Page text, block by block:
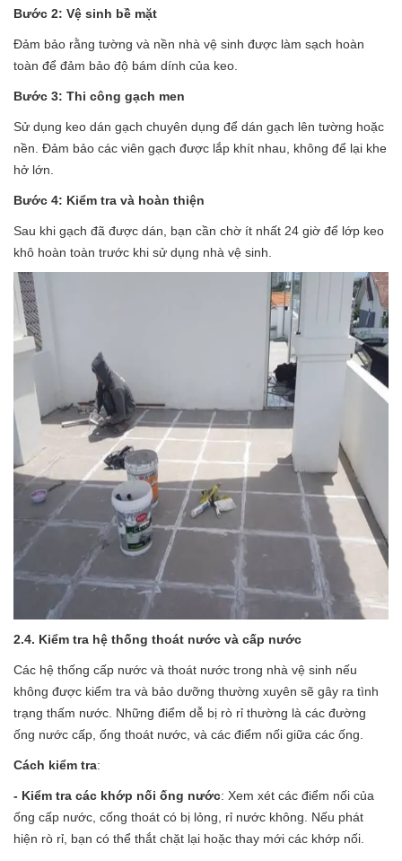
Bước 2: Vệ sinh bề mặt
Đảm bảo rằng tường và nền nhà vệ sinh được làm sạch hoàn
toàn để đảm bảo độ bám dính của keo.
Bước 3: Thi công gạch men
Sử dụng keo dán gạch chuyên dụng để dán gạch lên tường hoặc
nền. Đảm bảo các viên gạch được lắp khít nhau, không để lại khe
hở lớn.
Bước 4: Kiểm tra và hoàn thiện
Sau khi gạch đã được dán, bạn cần chờ ít nhất 24 giờ để lớp keo
khô hoàn toàn trước khi sử dụng nhà vệ sinh.
2.4. Kiểm tra hệ thống thoát nước và cấp nước
Các hệ thống cấp nước và thoát nước trong nhà vệ sinh nếu
không được kiểm tra và bảo dưỡng thường xuyên sẽ gây ra tình
trạng thấm nước. Những điểm dễ bị rò rỉ thường là các đường
ống nước cấp, ống thoát nước, và các điểm nối giữa các ống.
Cách kiểm tra:
- Kiểm tra các khớp nối ống nước: Xem xét các điểm nối của
ống cấp nước, cống thoát có bị lỏng, rỉ nước không. Nếu phát
hiện rò rỉ, bạn có thể thắt chặt lại hoặc thay mới các khớp nối.